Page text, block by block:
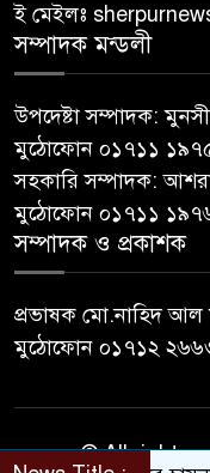
ই মেইলঃ
সম্পাদক মন্ডলী
উপদেষ্টা সম্পাদক:
মুঠোফোন ০১৭১১
সহকারি সম্পাদক:
মুঠোফোন ০১৭১১
সম্পাদক ও প্রকাশক
প্রভাষক মো.নাহিদ
মুঠোফোন ০১৭১২
© All rights